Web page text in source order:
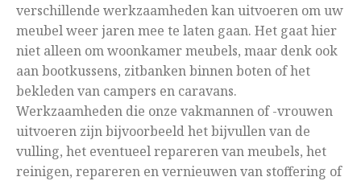
verschillende werkzaamheden kan uitvoeren om uw
meubel weer jaren mee te laten gaan. Het gaat hier
niet alleen om woonkamer meubels, maar denk ook
aan bootkussens, zitbanken binnen boten of het
bekleden van campers en caravans.
Werkzaamheden die onze vakmannen of -vrouwen
uitvoeren zijn bijvoorbeeld het bijvullen van de
vulling, het eventueel repareren van meubels, het
reinigen, repareren en vernieuwen van stoffering of